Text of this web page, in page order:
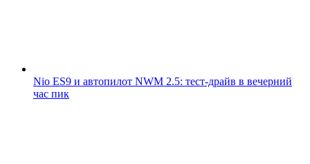
Nio ES9 и автопилот NWM 2.5: тест-драйв в вечерний
час пик